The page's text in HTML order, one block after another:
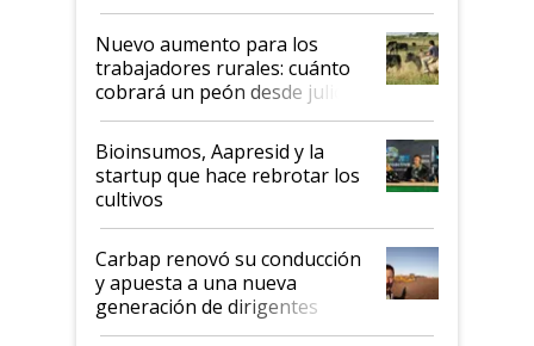
Nuevo aumento para los
trabajadores rurales: cuánto
cobrará un peón desde julio
Bioinsumos, Aapresid y la
startup que hace rebrotar los
cultivos
Carbap renovó su conducción
y apuesta a una nueva
generación de dirigentes
rurales